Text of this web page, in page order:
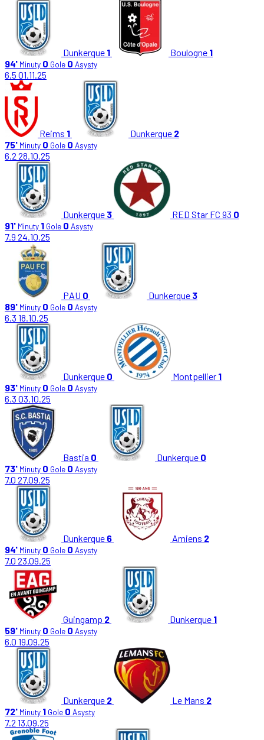
Dunkerque 1 Boulogne 1
94' Minuty 0 Gole 0 Asysty
6.5 01.11.25
Reims 1 Dunkerque 2
75' Minuty 0 Gole 0 Asysty
6.2 28.10.25
Dunkerque 3 RED Star FC 93 0
91' Minuty 1 Gole 0 Asysty
7.9 24.10.25
PAU 0 Dunkerque 3
89' Minuty 0 Gole 0 Asysty
6.3 18.10.25
Dunkerque 0 Montpellier 1
93' Minuty 0 Gole 0 Asysty
6.3 03.10.25
Bastia 0 Dunkerque 0
73' Minuty 0 Gole 0 Asysty
7.0 27.09.25
Dunkerque 6 Amiens 2
94' Minuty 0 Gole 0 Asysty
7.0 23.09.25
Guingamp 2 Dunkerque 1
59' Minuty 0 Gole 0 Asysty
6.0 19.09.25
Dunkerque 2 Le Mans 2
72' Minuty 1 Gole 0 Asysty
7.2 13.09.25